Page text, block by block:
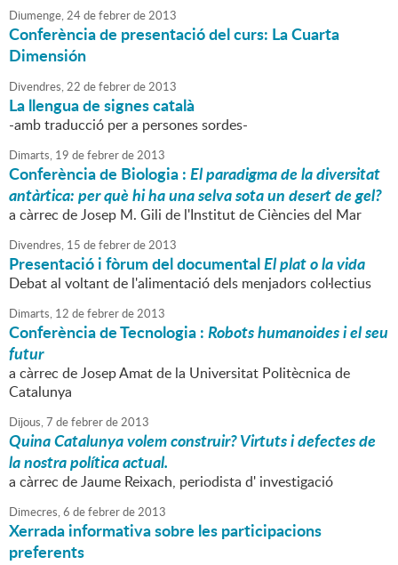
Diumenge,24defebrerde2013
Conferència de presentació del curs: La Cuarta
Dimensión
Divendres,22 defebrerde2013
La llengua de signes català
-amb traducció per a persones sordes-
Dimarts, 19 defebrerde2013
Conferència de Biologia :El paradigma de la diversitat
antàrtica: per què hi ha una selva sota un desert de gel?
a càrrec de Josep M. Gili de l'Institut de Ciències del Mar
Divendres, 15 defebrerde2013
Presentació i fòrum del documentalEl plat o la vida
Debat al voltant de l'alimentació dels menjadors col·lectius
Dimarts, 12 defebrerde2013
Conferència de Tecnologia :Robots humanoides i el seu
futur
a càrrec de Josep Amat de la Universitat Politècnica de
Catalunya
Dijous,7 defebrerde2013
Quina Catalunya volem construir? Virtuts i defectes de
la nostra política actual.
a càrrec de Jaume Reixach, periodista d' investigació
Dimecres,6 defebrerde2013
Xerrada informativa sobre les participacions
preferents